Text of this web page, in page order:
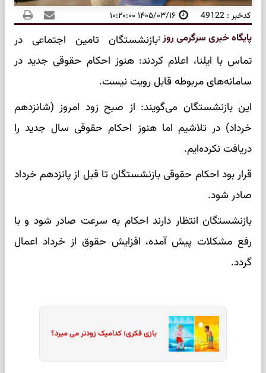
کدخبر : 49122 ۱۴۰۵/۰۳/۱۶ ۱۰:۲۰:۰۰
پایگاه خبری سرگرمی روز:بازنشستگان تامین اجتماعی در
تماس با ایلنا، اعلام کردند: هنوز احکام حقوقی جدید در
سامانه‌های مربوطه قابل رویت نیست.
این بازنشستگان می‌گویند: از صبح زود امروز (شانزدهم
خرداد) در تلاشیم اما هنوز احکام حقوقی سال جدید را
دریافت نکرده‌ایم.
قرار بود احکام حقوقی بازنشستگان تا قبل از پانزدهم خرداد
صادر شود.
بازنشستگان انتظار دارند احکام به سرعت صادر شود و با
رفع مشکلات پیش آمده، افزایش حقوق از خرداد اعمال
گردد.
بازی فکری؛ کدامیک زودتر می میرد؟